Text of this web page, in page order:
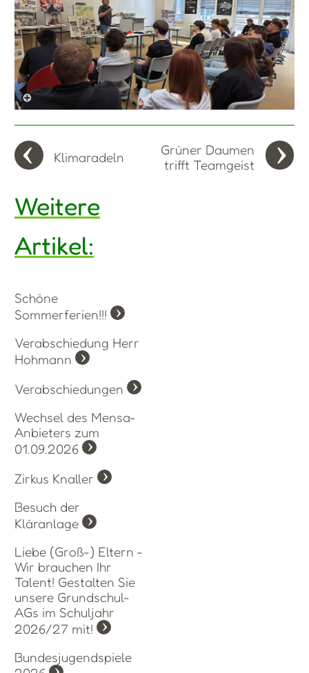
Klimaradeln
Grüner Daumen
trifft Teamgeist
Weitere
Artikel:
Schöne
Sommerferien!!!
Verabschiedung Herr
Hohmann
Verabschiedungen
Wechsel des Mensa-
Anbieters zum
01.09.2026
Zirkus Knaller
Besuch der
Kläranlage
Liebe (Groß-) Eltern -
Wir brauchen Ihr
Talent! Gestalten Sie
unsere Grundschul-
AGs im Schuljahr
2026/27 mit!
Bundesjugendspiele